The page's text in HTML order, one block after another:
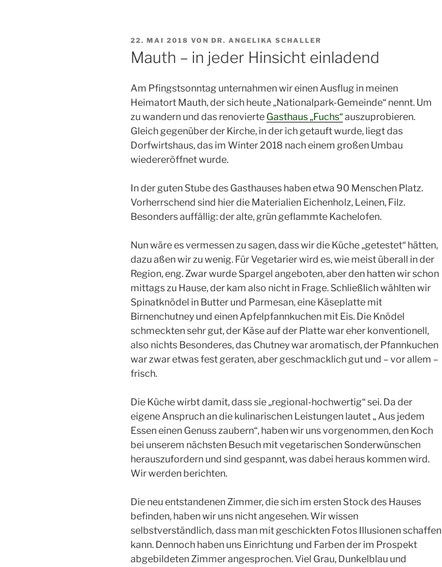
VERÖFFENTLICHT
AM
22. MAI 2018 VON DR. ANGELIKA SCHALLER
Mauth – in jeder Hinsicht einladend
Am Pfingstsonntag unternahmen wir einen Ausflug in meinen
Heimatort Mauth, der sich heute „Nationalpark-Gemeinde“ nennt. Um
zu wandern und das renovierte Gasthaus „Fuchs“auszuprobieren.
Gleich gegenüber der Kirche, in der ich getauft wurde, liegt das
Dorfwirtshaus, das im Winter 2018 nach einem großen Umbau
wiedereröffnet wurde.
In der guten Stube des Gasthauses haben etwa 90 Menschen Platz.
Vorherrschend sind hier die Materialien Eichenholz, Leinen, Filz.
Besonders auffällig: der alte, grün geflammte Kachelofen.
Nun wäre es vermessen zu sagen, dass wir die Küche „getestet“ hätten,
dazu aßen wir zu wenig. Für Vegetarier wird es, wie meist überall in der
Region, eng. Zwar wurde Spargel angeboten, aber den hatten wir schon
mittags zu Hause, der kam also nicht in Frage. Schließlich wählten wir
Spinatknödel in Butter und Parmesan, eine Käseplatte mit
Birnenchutney und einen Apfelpfannkuchen mit Eis. Die Knödel
schmeckten sehr gut, der Käse auf der Platte war eher konventionell,
also nichts Besonderes, das Chutney war aromatisch, der Pfannkuchen
war zwar etwas fest geraten, aber geschmacklich gut und – vor allem –
frisch.
Die Küche wirbt damit, dass sie „regional-hochwertig“ sei. Da der
eigene Anspruch an die kulinarischen Leistungen lautet „ Aus jedem
Essen einen Genuss zaubern“, haben wir uns vorgenommen, den Koch
bei unserem nächsten Besuch mit vegetarischen Sonderwünschen
herauszufordern und sind gespannt, was dabei heraus kommen wird.
Wir werden berichten.
Die neu entstandenen Zimmer, die sich im ersten Stock des Hauses
befinden, haben wir uns nicht angesehen. Wir wissen
selbstverständlich, dass man mit geschickten Fotos Illusionen schaffen
kann. Dennoch haben uns Einrichtung und Farben der im Prospekt
abgebildeten Zimmer angesprochen. Viel Grau, Dunkelblau und